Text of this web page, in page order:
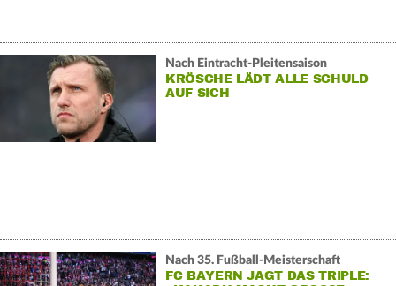
Nach Eintracht-Pleitensaison
KRÖSCHE LÄDT ALLE SCHULD
AUF SICH
Nach 35. Fußball-Meisterschaft
FC BAYERN JAGT DAS TRIPLE: